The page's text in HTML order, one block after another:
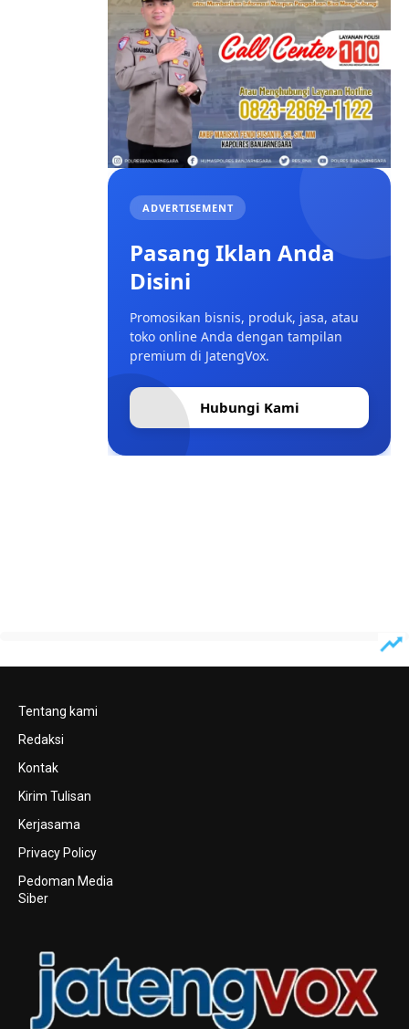
ADVERTISEMENT
Pasang Iklan Anda
Disini
Promosikan bisnis, produk, jasa, atau
toko online Anda dengan tampilan
premium di JatengVox.
Hubungi Kami
Tentang kami
Redaksi
Kontak
Kirim Tulisan
Kerjasama
Privacy Policy
Pedoman Media
Siber